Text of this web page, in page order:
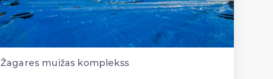
Žagares muižas komplekss